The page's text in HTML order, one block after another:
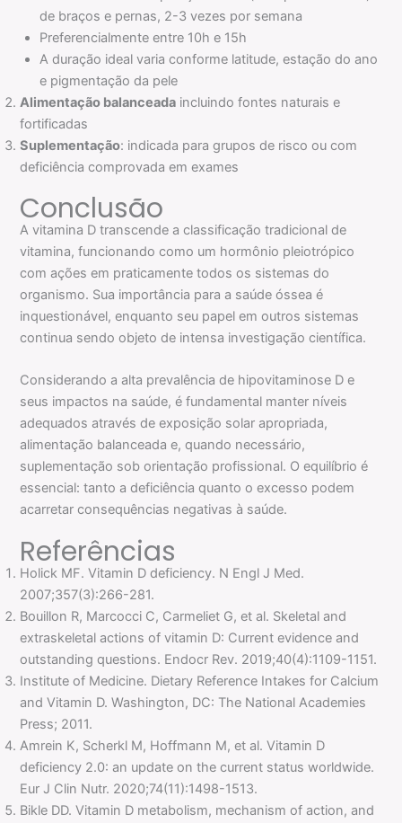
de braços e pernas, 2-3 vezes por semana
Preferencialmente entre 10h e 15h
A duração ideal varia conforme latitude, estação do ano
e pigmentação da pele
Alimentação balanceada incluindo fontes naturais e
fortificadas
Suplementação: indicada para grupos de risco ou com
deficiência comprovada em exames
Conclusão
A vitamina D transcende a classificação tradicional de
vitamina, funcionando como um hormônio pleiotrópico
com ações em praticamente todos os sistemas do
organismo. Sua importância para a saúde óssea é
inquestionável, enquanto seu papel em outros sistemas
continua sendo objeto de intensa investigação científica.
Considerando a alta prevalência de hipovitaminose D e
seus impactos na saúde, é fundamental manter níveis
adequados através de exposição solar apropriada,
alimentação balanceada e, quando necessário,
suplementação sob orientação profissional. O equilíbrio é
essencial: tanto a deficiência quanto o excesso podem
acarretar consequências negativas à saúde.
Referências
Holick MF. Vitamin D deficiency. N Engl J Med.
2007;357(3):266-281.
Bouillon R, Marcocci C, Carmeliet G, et al. Skeletal and
extraskeletal actions of vitamin D: Current evidence and
outstanding questions. Endocr Rev. 2019;40(4):1109-1151.
Institute of Medicine. Dietary Reference Intakes for Calcium
and Vitamin D. Washington, DC: The National Academies
Press; 2011.
Amrein K, Scherkl M, Hoffmann M, et al. Vitamin D
deficiency 2.0: an update on the current status worldwide.
Eur J Clin Nutr. 2020;74(11):1498-1513.
Bikle DD. Vitamin D metabolism, mechanism of action, and